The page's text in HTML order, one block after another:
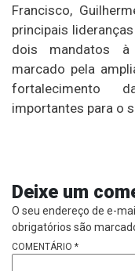
Francisco,
principais
dois mandatos
marcado pela
fortalecimento
importantes para o
Deixe um
O seu endereço de e-
obrigatórios são
COMENTÁRIO *